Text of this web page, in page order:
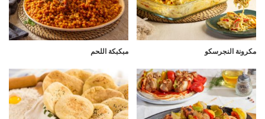
مكرونة النجرسكو مبكبكة اللحم